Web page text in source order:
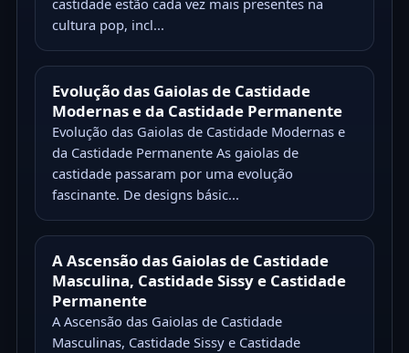
castidade estão cada vez mais presentes na
cultura pop, incl...
Evolução das Gaiolas de Castidade
Modernas e da Castidade Permanente
Evolução das Gaiolas de Castidade Modernas e
da Castidade Permanente As gaiolas de
castidade passaram por uma evolução
fascinante. De designs básic...
A Ascensão das Gaiolas de Castidade
Masculina, Castidade Sissy e Castidade
Permanente
A Ascensão das Gaiolas de Castidade
Masculinas, Castidade Sissy e Castidade